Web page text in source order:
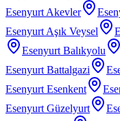
Esenyurt Akevler
Esenyurt Aşık Veysel
Esenyurt Balıkyolu
Esenyurt Battalgazi
Esenyurt Esenkent
Esenyurt Güzelyurt